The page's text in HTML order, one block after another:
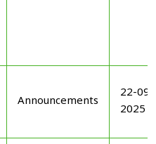
Announcements
22-09-
2025